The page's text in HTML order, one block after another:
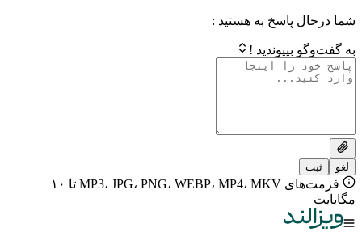
پاسخ به هستید :
!
فرمت‌های MP3، JPG، PNG، WEBP، MP4، MKV تا ۱۰